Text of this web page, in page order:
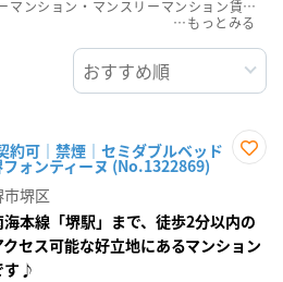
約可｜禁煙｜セミダブルベッド
ォンティーヌ (No.1322869)
録
市堺区
海本線「堺駅」まで、徒歩2分以内の
クセス可能な好立地にあるマンション
す♪
湊駅/特急対応可のウィークリーマンション・マンスリーマンション賃貸物件一覧を掲載中。敷金・礼金無料、家具・家電付をご紹介。こだわり条件での絞込みも簡単！
…